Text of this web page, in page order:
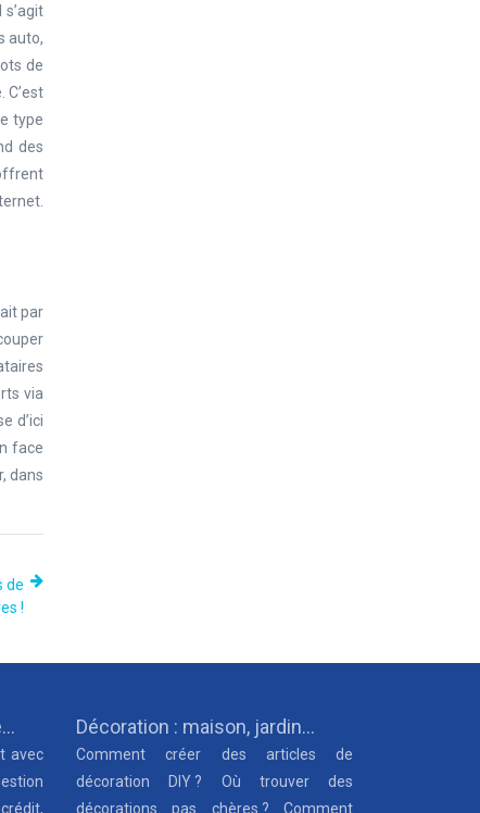
auto,
de
C’est
type
des
par
via
d’ici
face
dans
de
!
avec
Décoration : maison, jardin…
Comment créer des articles de
décoration DIY ? Où trouver des
décorations pas chères ? Comment